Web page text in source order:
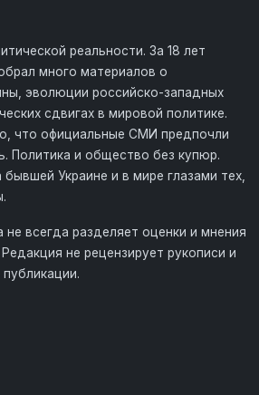
реальности. За 18 лет
много материалов о
эволюции российско-западных
сдвигах в мировой политике.
что официальные СМИ предпочли
Политика и общество без купюр.
Украине и в мире глазами тех,
всегда разделяет оценки и мнения
не рецензирует рукописи и